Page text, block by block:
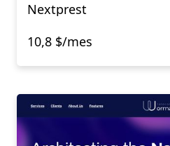
Nextprest
10,8 $/mes